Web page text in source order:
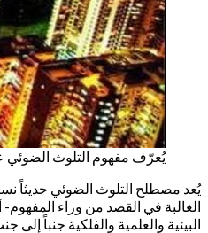
يُعرّف مفهوم التلوث الضوئي
يُعد مصطلح التلوث الضوئي حديثاً
الغالبة في القصد من وراء
البيئية والعلمية والفلكية جنباً